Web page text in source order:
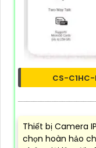
CS-C1HC-
Thiết bị Camera
chọn hoàn hảo